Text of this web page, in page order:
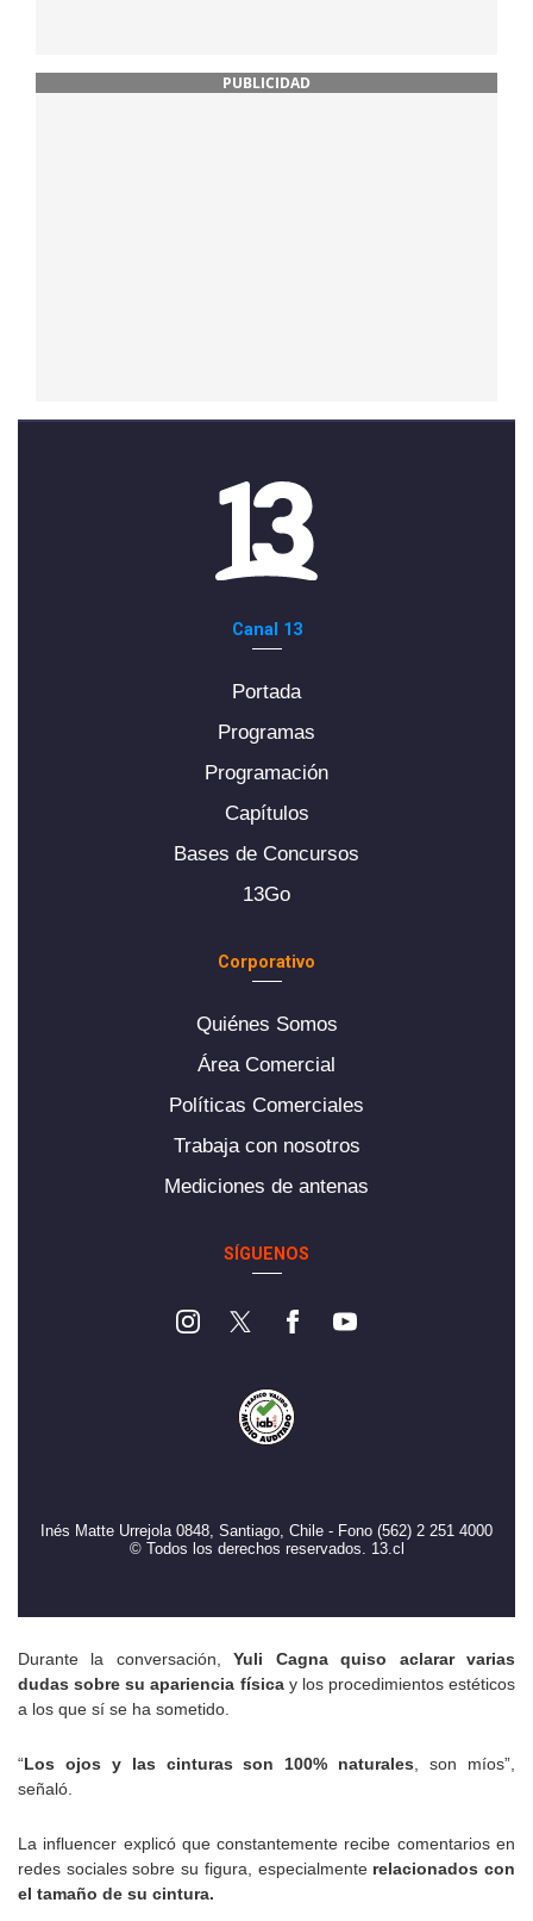
PUBLICIDAD
Canal 13
Portada
Programas
Programación
Capítulos
Bases de Concursos
13Go
Corporativo
Quiénes Somos
Área Comercial
Políticas Comerciales
Trabaja con nosotros
Mediciones de antenas
SÍGUENOS
Inés Matte Urrejola 0848, Santiago, Chile - Fono (562) 2 251 4000
© Todos los derechos reservados. 13.cl
Durante la conversación,Yuli Cagna quiso aclarar varias
dudas sobre su apariencia físicay los procedimientos estéticos
a los que sí se ha sometido.
“Los ojos y las cinturas son 100% naturales , son míos”,
señaló.
La influencer explicó que constantemente recibe comentarios en
redes sociales sobre su figura, especialmente relacionados con
el tamaño de su cintura.